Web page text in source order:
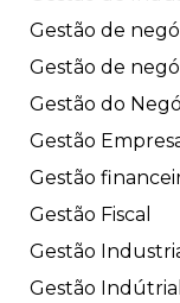
Gestão de
Gestão de
Gestão do
Gestão
Gestão
Gestão Fiscal
Gestão
Gestão Indútrial